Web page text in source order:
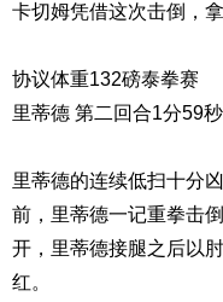
卡切姆凭借这次击倒，
协议体重132磅泰拳赛
里蒂德 第二回合1分59
里蒂德的连续低扫十分
前，里蒂德一记重拳击
开，里蒂德接腿之后以
红。